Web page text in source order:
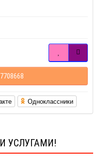
Одноклассники
УСЛУГАМИ!